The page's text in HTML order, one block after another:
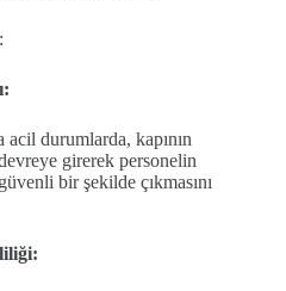
durumlarda, kapının
girerek personelin
bir şekilde çıkmasını